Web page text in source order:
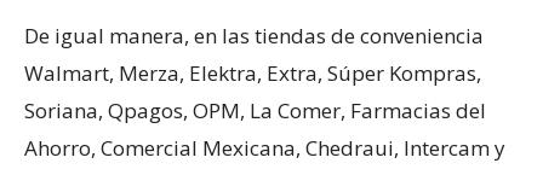
De igual manera, en las tiendas de conveniencia
Walmart, Merza, Elektra, Extra, Súper Kompras,
Soriana, Qpagos, OPM, La Comer, Farmacias del
Ahorro, Comercial Mexicana, Chedraui, Intercam y